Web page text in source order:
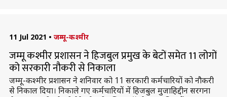
11 Jul 2021 • जम्मू-कश्मीर
जम्मू कश्मीर प्रशासन ने हिजबुल प्रमुख के बेटों समेत 11 लोगों
को सरकारी नौकरी से निकाला
जम्मू-कश्मीर प्रशासन ने शनिवार को 11 सरकारी कर्मचारियों को नौकरी
से निकाल दिया। निकाले गए कर्मचारियों में हिजबुल मुजाहिद्दीन सरगना